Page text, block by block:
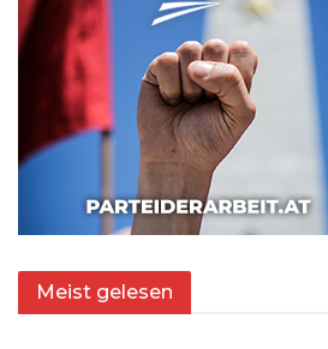
Meist gelesen